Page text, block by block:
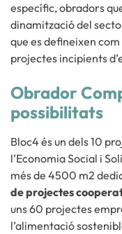
específic, obradors
dinamització del
que es defineixen
projectes incipients
Obrador
possibilitats
Bloc4 és un dels 10
l’Economia Social i
més de 4500 m2
de projectes
uns 60 projectes
l’alimentació